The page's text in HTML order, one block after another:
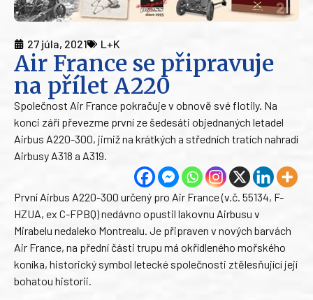
27 júla, 2021 L+K
Air France se připravuje
na přílet A220
Společnost Air France pokračuje v obnově své flotily. Na
konci září převezme první ze šedesáti objednaných letadel
Airbus A220-300, jimiž na krátkých a středních tratích nahradí
Airbusy A318 a A319.
První Airbus A220-300 určený pro Air France (v.č. 55134, F-
HZUA, ex C-FPBQ) nedávno opustil lakovnu Airbusu v
Mirabelu nedaleko Montrealu. Je připraven v nových barvách
Air France, na přední části trupu má okřídleného mořského
koníka, historický symbol letecké společnosti ztělesňující její
bohatou historii.